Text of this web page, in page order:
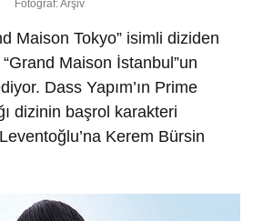
Fotoğraf: Arşiv
Maison Tokyo” isimli diziden
Maison İstanbul”un
Dass Yapım’ın Prime
dizinin başrol karakteri
Kerem Bürsin